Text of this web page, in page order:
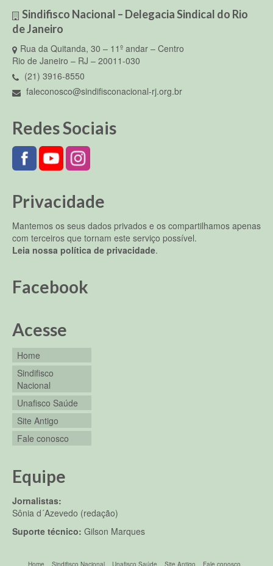
Sindifisco Nacional – Delegacia Sindical do Rio
de Janeiro
Rua da Quitanda, 30 – 11º andar – Centro
Rio de Janeiro – RJ – 20011-030
(21) 3916-8550
faleconosco@sindifisconacional-rj.org.br
Redes Sociais
Privacidade
Mantemos os seus dados privados e os compartilhamos apenas
com terceiros que tornam este serviço possível.
Leia nossa política de privacidade.
Facebook
Acesse
Home
Sindifisco
Nacional
Unafisco Saúde
Site Antigo
Fale conosco
Equipe
Jornalistas:
Sônia d´Azevedo (redação)
Suporte técnico: Gilson Marques